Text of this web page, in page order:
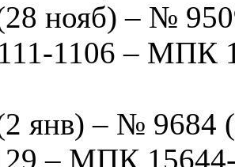
нояб) – №
1106 – МПК
янв) – №
– МПК